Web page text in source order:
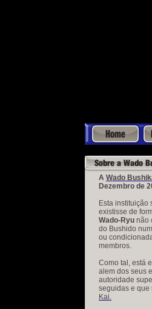
A Wado
Dezembro de
Esta instituição
existisse de
Wado-Ryu não
do Bushido
ou
membros.
Como tal, está
alem dos seus
autoridade
seguidas e que
Kai.